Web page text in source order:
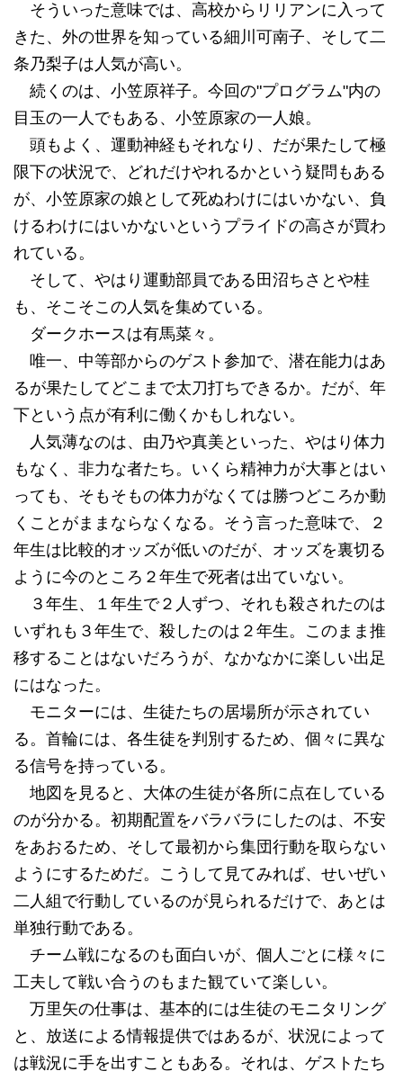
そういった意味では、高校からリリアンに入って
きた、外の世界を知っている細川可南子、そして二
条乃梨子は人気が高い。
続くのは、小笠原祥子。今回の"プログラム"内の
目玉の一人でもある、小笠原家の一人娘。
頭もよく、運動神経もそれなり、だが果たして極
限下の状況で、どれだけやれるかという疑問もある
が、小笠原家の娘として死ぬわけにはいかない、負
けるわけにはいかないというプライドの高さが買わ
れている。
そして、やはり運動部員である田沼ちさとや桂
も、そこそこの人気を集めている。
ダークホースは有馬菜々。
唯一、中等部からのゲスト参加で、潜在能力はあ
るが果たしてどこまで太刀打ちできるか。だが、年
下という点が有利に働くかもしれない。
人気薄なのは、由乃や真美といった、やはり体力
もなく、非力な者たち。いくら精神力が大事とはい
っても、そもそもの体力がなくては勝つどころか動
くことがままならなくなる。そう言った意味で、２
年生は比較的オッズが低いのだが、オッズを裏切る
ように今のところ２年生で死者は出ていない。
３年生、１年生で２人ずつ、それも殺されたのは
いずれも３年生で、殺したのは２年生。このまま推
移することはないだろうが、なかなかに楽しい出足
にはなった。
モニターには、生徒たちの居場所が示されてい
る。首輪には、各生徒を判別するため、個々に異な
る信号を持っている。
地図を見ると、大体の生徒が各所に点在している
のが分かる。初期配置をバラバラにしたのは、不安
をあおるため、そして最初から集団行動を取らない
ようにするためだ。こうして見てみれば、せいぜい
二人組で行動しているのが見られるだけで、あとは
単独行動である。
チーム戦になるのも面白いが、個人ごとに様々に
工夫して戦い合うのもまた観ていて楽しい。
万里矢の仕事は、基本的には生徒のモニタリング
と、放送による情報提供ではあるが、状況によって
は戦況に手を出すこともある。それは、ゲストたち